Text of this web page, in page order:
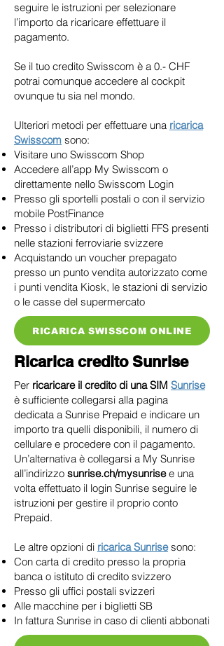
seguire le istruzioni per selezionare
l’importo da ricaricare effettuare il
pagamento.
Se il tuo credito Swisscom è a 0.- CHF
potrai comunque accedere al cockpit
ovunque tu sia nel mondo.
Ulteriori metodi per effettuare una ricarica
Swisscom sono:
Visitare uno Swisscom Shop
Accedere all’app My Swisscom o
direttamente nello Swisscom Login
Presso gli sportelli postali o con il servizio
mobile PostFinance
Presso i distributori di biglietti FFS presenti
nelle stazioni ferroviarie svizzere
Acquistando un voucher prepagato
presso un punto vendita autorizzato come
i punti vendita Kiosk, le stazioni di servizio
o le casse del supermercato
RICARICA SWISSCOM ONLINE
Ricarica credito Sunrise
Per ricaricare il credito di una SIM Sunrise
è sufficiente collegarsi alla pagina
dedicata a Sunrise Prepaid e indicare un
importo tra quelli disponibili, il numero di
cellulare e procedere con il pagamento.
Un’alternativa è collegarsi a My Sunrise
all’indirizzo sunrise.ch/mysunrisee una
volta effettuato il login Sunrise seguire le
istruzioni per gestire il proprio conto
Prepaid.
Le altre opzioni di ricarica Sunrisesono:
Con carta di credito presso la propria
banca o istituto di credito svizzero
Presso gli uffici postali svizzeri
Alle macchine per i biglietti SB
In fattura Sunrise in caso di clienti abbonati